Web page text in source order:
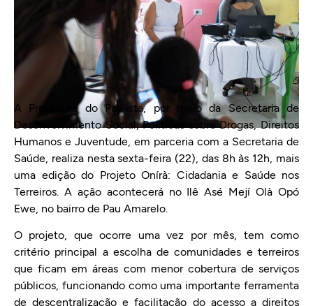
A Prefeitura do Paulista, por meio da Secretaria de
Desenvolvimento Social, Políticas sobre Drogas, Direitos
Humanos e Juventude, em parceria com a Secretaria de
Saúde, realiza nesta sexta-feira (22), das 8h às 12h, mais
uma edição do Projeto Onírà: Cidadania e Saúde nos
Terreiros. A ação acontecerá no Ilê Asé Mejí Olà Opó
Ewe, no bairro de Pau Amarelo.
O projeto, que ocorre uma vez por mês, tem como
critério principal a escolha de comunidades e terreiros
que ficam em áreas com menor cobertura de serviços
públicos, funcionando como uma importante ferramenta
de descentralização e facilitação do acesso a direitos